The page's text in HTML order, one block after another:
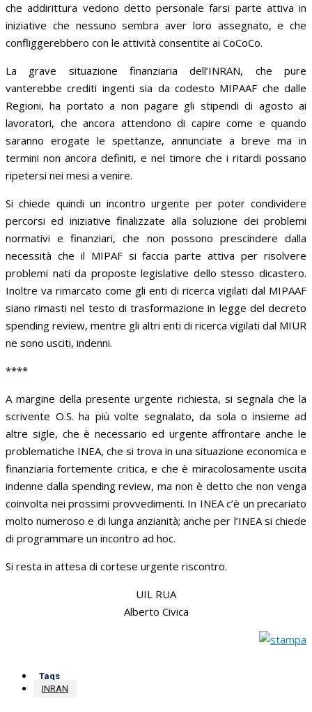
che addirittura vedono detto personale farsi parte attiva in
iniziative che nessuno sembra aver loro assegnato, e che
confliggerebbero con le attività consentite ai CoCoCo.
La grave situazione finanziaria dell’INRAN, che pure
vanterebbe crediti ingenti sia da codesto MIPAAF che dalle
Regioni, ha portato a non pagare gli stipendi di agosto ai
lavoratori, che ancora attendono di capire come e quando
saranno erogate le spettanze, annunciate a breve ma in
termini non ancora definiti, e nel timore che i ritardi possano
ripetersi nei mesi a venire.
Si chiede quindi un incontro urgente per poter condividere
percorsi ed iniziative finalizzate alla soluzione dei problemi
normativi e finanziari, che non possono prescindere dalla
necessità che il MIPAF si faccia parte attiva per risolvere
problemi nati da proposte legislative dello stesso dicastero.
Inoltre va rimarcato come gli enti di ricerca vigilati dal MIPAAF
siano rimasti nel testo di trasformazione in legge del decreto
spending review, mentre gli altri enti di ricerca vigilati dal MIUR
ne sono usciti, indenni.
****
A margine della presente urgente richiesta, si segnala che la
scrivente O.S. ha più volte segnalato, da sola o insieme ad
altre sigle, che è necessario ed urgente affrontare anche le
problematiche INEA, che si trova in una situazione economica e
finanziaria fortemente critica, e che è miracolosamente uscita
indenne dalla spending review, ma non è detto che non venga
coinvolta nei prossimi provvedimenti. In INEA c’è un precariato
molto numeroso e di lunga anzianità; anche per l’INEA si chiede
di programmare un incontro ad hoc.
Si resta in attesa di cortese urgente riscontro.
UIL RUA
Alberto Civica
Tags
INRAN